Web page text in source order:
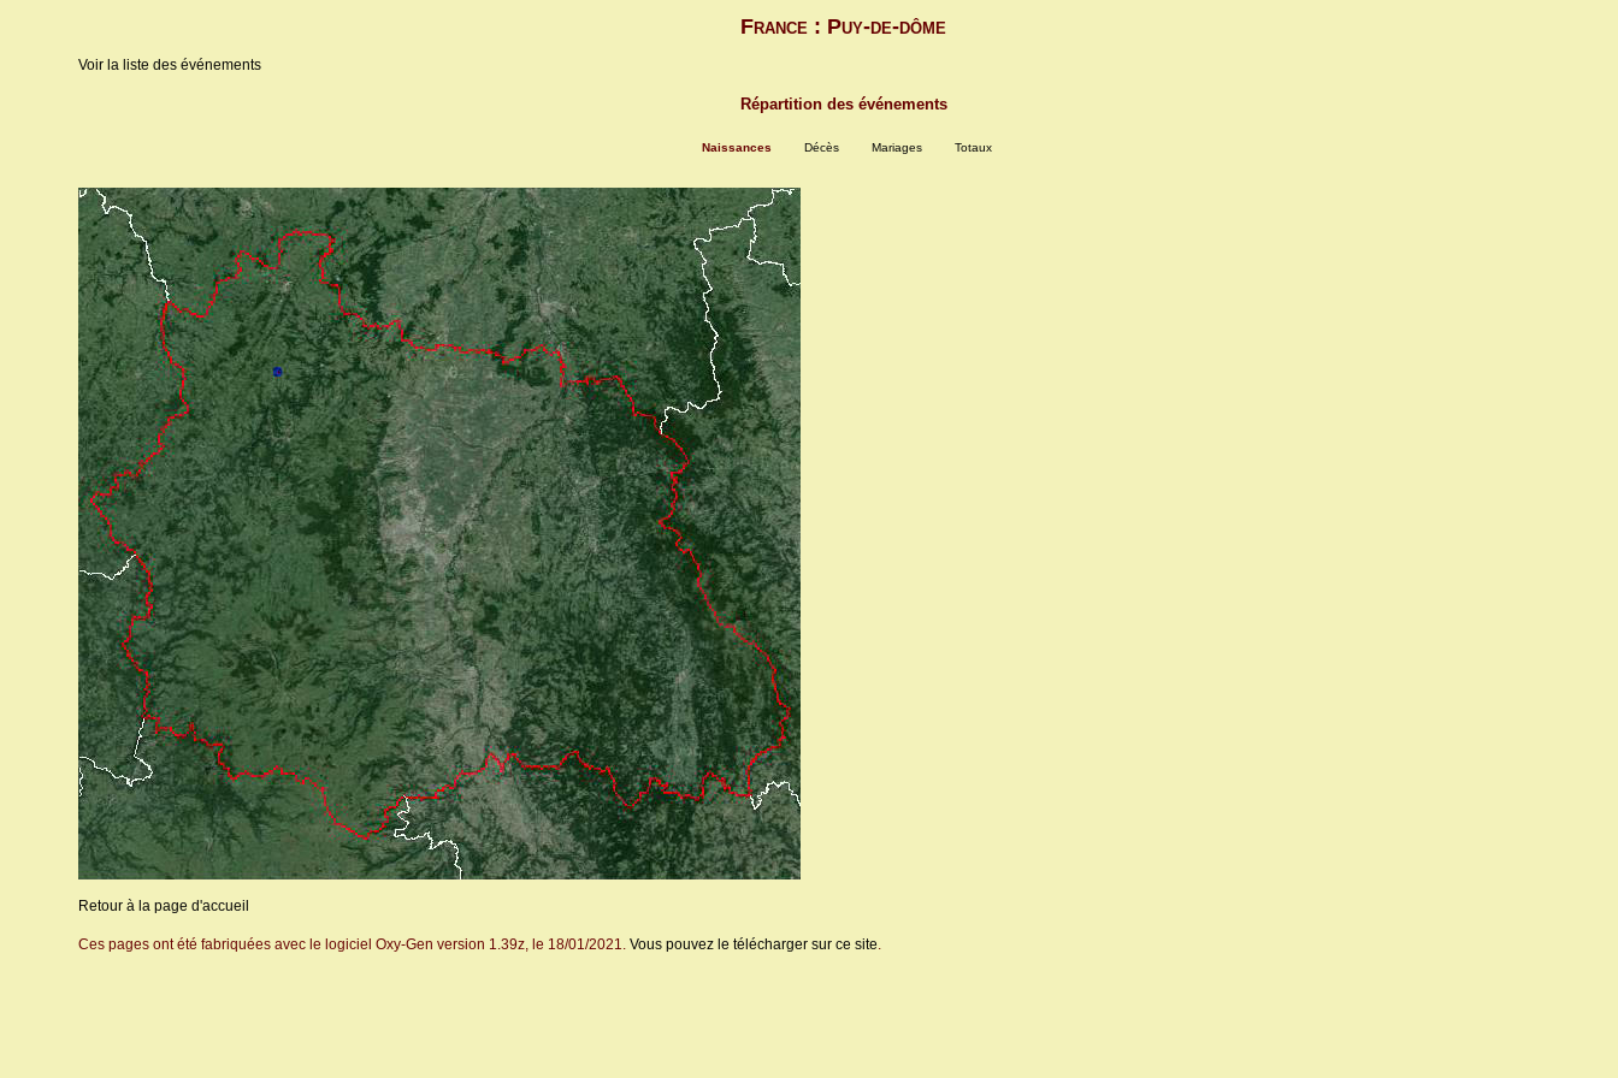
France : Puy-de-dôme
Voir la liste des événements
Répartition des événements
Naissances Décès Mariages Totaux
Retour à la page d'accueil
Ces pages ont été fabriquées avec le logiciel Oxy-Gen version 1.39z, le 18/01/2021. Vous pouvez le télécharger sur ce site.